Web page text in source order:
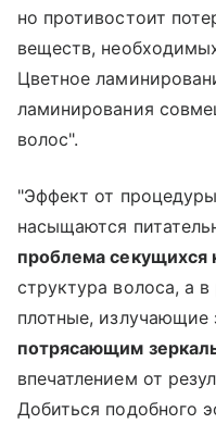
но противостоит
веществ,
Цветное
ламинирования
волос".
"Эффект от
насыщаются
проблема секущихся
структура волоса, а
плотные, излучающие
потрясающим
впечатлением от
Добиться подобного